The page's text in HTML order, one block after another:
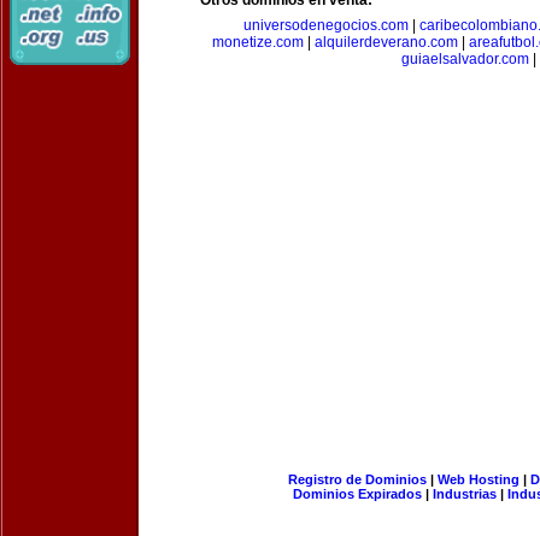
universodenegocios.com|
monetize.com| alquilerdeverano.com|
guiaelsalvador.com
Registro de Dominios| Web Hosting |
Dominios Expirados | Industrias |